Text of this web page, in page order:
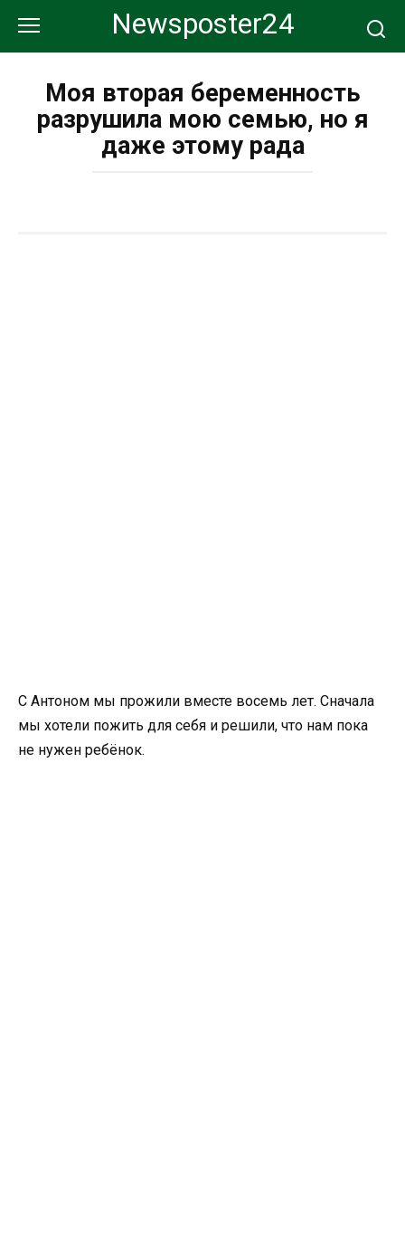
контенту
Newsposter24
Моя вторая беременность
разрушила мою семью, но я
даже этому рада
С Антоном мы прожили вместе восемь лет. Сначала
мы хотели пожить для себя и решили, что нам пока
не нужен ребёнок.